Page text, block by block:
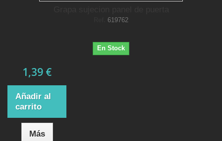
619762
En Stock
1,39 €
Añadir al
carrito
Más